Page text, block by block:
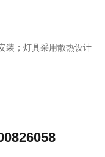
装；灯具采用散热设计